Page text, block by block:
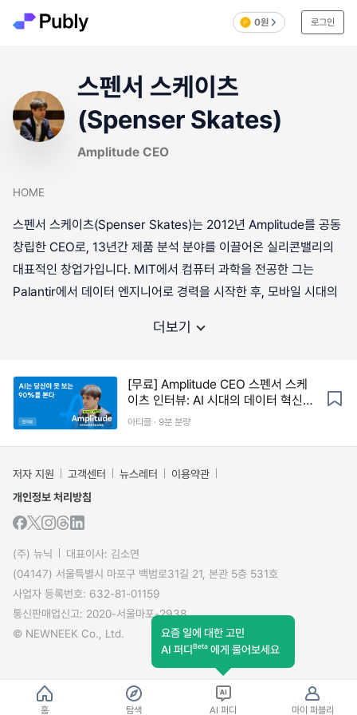
0원 로그인
스펜서 스케이츠
(Spenser Skates)
Amplitude CEO
HOME
스펜서 스케이츠(Spenser Skates)는 2012년 Amplitude를 공동
창립한 CEO로, 13년간 제품 분석 분야를 이끌어온 실리콘밸리의
대표적인 창업가입니다. MIT에서 컴퓨터 과학을 전공한 그는
Palantir에서 데이터 엔지니어로 경력을 시작한 후, 모바일 시대의
더보기
[무료] Amplitude CEO 스펜서 스케
이츠 인터뷰: AI 시대의 데이터 혁신과
겸손의 리더십
아티클 · 9분 분량
저자 지원 고객센터 뉴스레터
이용약관
개인정보 처리방침
(주) 뉴닉
대표이사: 김소연
(04147) 서울특별시 마포구 백범로31길 21, 본관 5층 531호
사업자 등록번호: 632-81-01159
통신판매업신고: 2020-서울마포-2938
© NEWNEEK Co., Ltd.
홈 탐색
요즘 일에 대한 고민
AI 퍼디Beta 에게 물어보세요
AI 퍼디 마이 퍼블리